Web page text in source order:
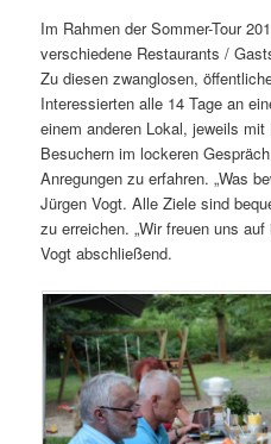
Im Rahmen der Sommer-Tour
verschiedene Restaurants /
Zu diesen zwanglosen,
Interessierten alle 14 Tage an
einem anderen Lokal, jeweils
Besuchern im lockeren
Anregungen zu erfahren. „Was
Jürgen Vogt. Alle Ziele sind
zu erreichen. „Wir freuen uns
Vogt abschließend.